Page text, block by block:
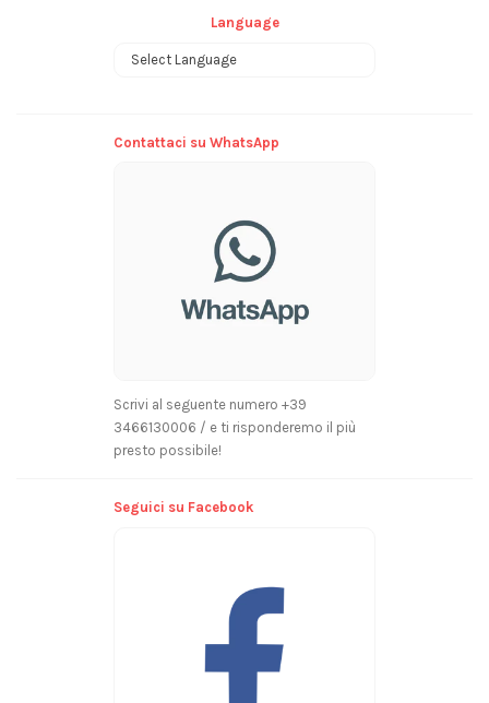
Language
Contattaci su WhatsApp
Scrivi al seguente numero +39
3466130006 / e ti risponderemo il più
presto possibile!
Seguici su Facebook